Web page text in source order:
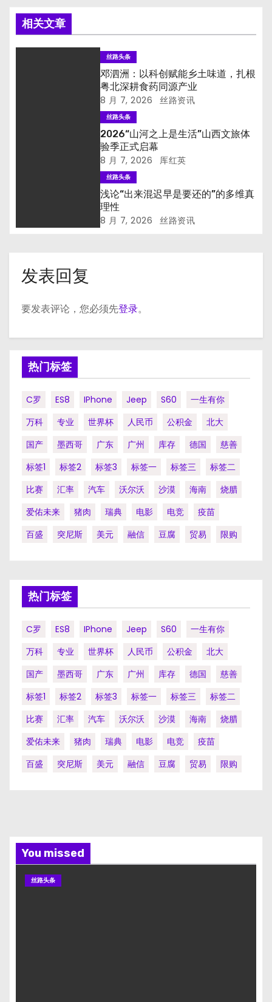
相关文章
丝路头条
邓泗洲：以科创赋能乡土味道，扎根
粤北深耕食药同源产业
8 月 7, 2026 丝路资讯
丝路头条
2026“山河之上是生活”山西文旅体
验季正式启幕
8 月 7, 2026 厍红英
丝路头条
浅论“出来混迟早是要还的”的多维真
理性
8 月 7, 2026 丝路资讯
发表回复
要发表评论，您必须先登录。
热门标签
C罗 ES8 IPhone Jeep S60
一生有你
万科
专业 世界杯 人民币 公积金
北大
国产
墨西哥 广东 广州 库存 德国
慈善
标签1
标签2 标签3 标签一 标签三
标签二
比赛
汇率 汽车 沃尔沃 沙漠 海南
烧腊
爱佑未来
猪肉 瑞典 电影 电竞
疫苗
百盛
突尼斯 美元 融信 豆腐 贸易 限购
热门标签
C罗 ES8 IPhone Jeep S60
一生有你
万科
专业 世界杯 人民币 公积金
北大
国产
墨西哥 广东 广州 库存 德国
慈善
标签1
标签2 标签3 标签一 标签三
标签二
比赛
汇率 汽车 沃尔沃 沙漠 海南
烧腊
爱佑未来
猪肉 瑞典 电影 电竞
疫苗
百盛
突尼斯 美元 融信 豆腐 贸易 限购
You missed
丝路头条